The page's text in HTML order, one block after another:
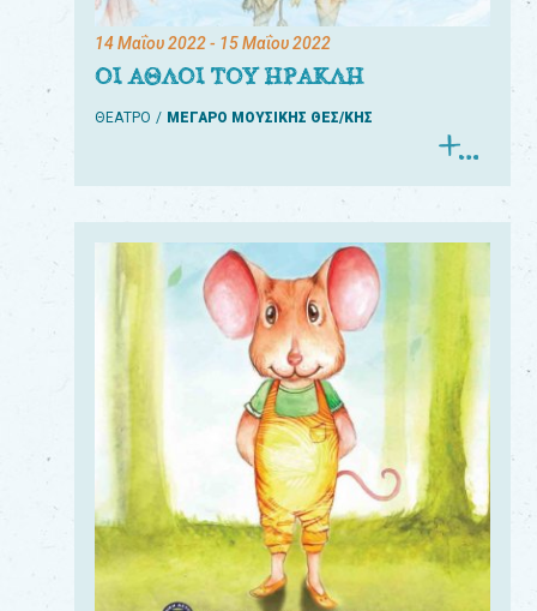
14 Μαΐου 2022- 15 Μαΐου 2022
ΟΙ ΑΘΛΟΙ ΤΟΥ ΗΡΑΚΛΗ
ΘΕΑΤΡΟ ΜΕΓΑΡΟ ΜΟΥΣΙΚΗΣ ΘΕΣ/ΚΗΣ